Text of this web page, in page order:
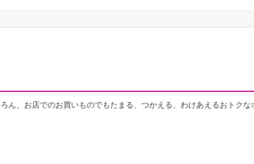
ん、お店でのお買いものでもたまる、つかえる、わけあえるおトクな